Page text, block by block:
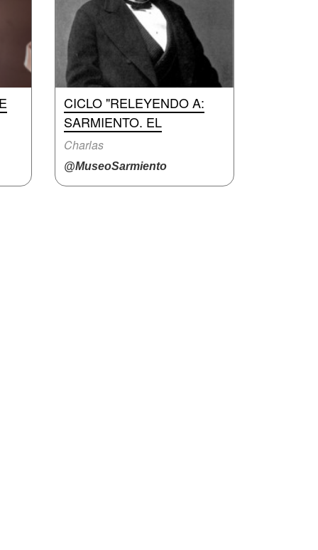
CICLO "RELEYENDO A:
SARMIENTO. EL
Charlas
@MuseoSarmiento